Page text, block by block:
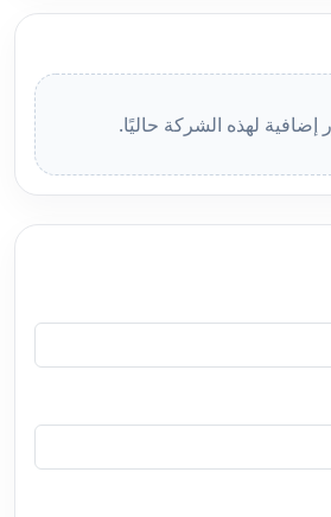
إضافية لهذه الشركة حاليًا.